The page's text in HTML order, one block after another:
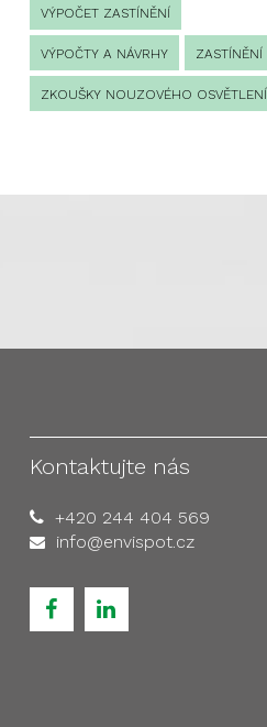
VÝPOČET ZASTÍNĚNÍ
VÝPOČTY A NÁVRHY ZASTÍNĚNÍ
ZKOUŠKY NOUZOVÉHO OSVĚTLENÍ
Kontaktujte nás
+420 244 404 569
info@envispot.cz